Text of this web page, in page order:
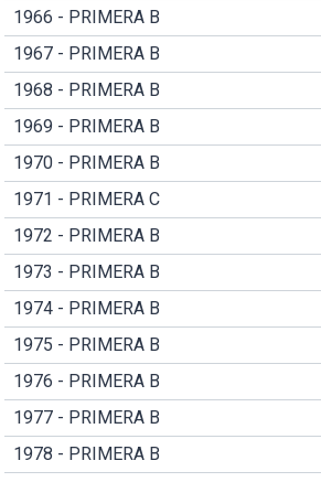
1966 - PRIMERA B
1967 - PRIMERA B
1968 - PRIMERA B
1969 - PRIMERA B
1970 - PRIMERA B
1971 - PRIMERA C
1972 - PRIMERA B
1973 - PRIMERA B
1974 - PRIMERA B
1975 - PRIMERA B
1976 - PRIMERA B
1977 - PRIMERA B
1978 - PRIMERA B